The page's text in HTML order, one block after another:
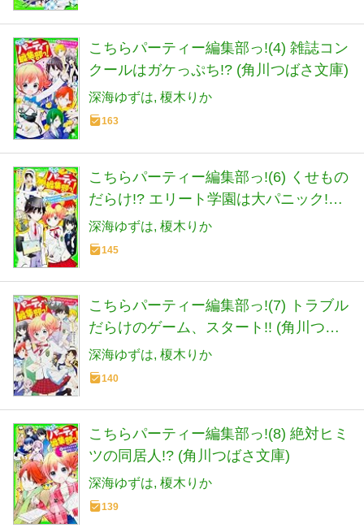
こちらパーティー編集部っ!(4) 雑誌コン
クールはガケっぷち!? (角川つばさ文庫)
深海ゆずは 榎木りか
163
こちらパーティー編集部っ!(6) くせもの
だらけ!? エリート学園は大パニック!
(角川つばさ文庫)
深海ゆずは 榎木りか
145
こちらパーティー編集部っ!(7) トラブル
だらけのゲーム、スタート!! (角川つば
さ文庫)
深海ゆずは 榎木りか
140
こちらパーティー編集部っ!(8) 絶対ヒミ
ツの同居人!? (角川つばさ文庫)
深海ゆずは 榎木りか
139